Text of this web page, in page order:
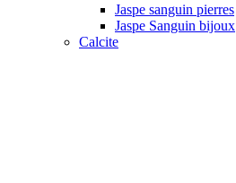
Jaspe sanguin pierres
Jaspe Sanguin bijoux
Calcite